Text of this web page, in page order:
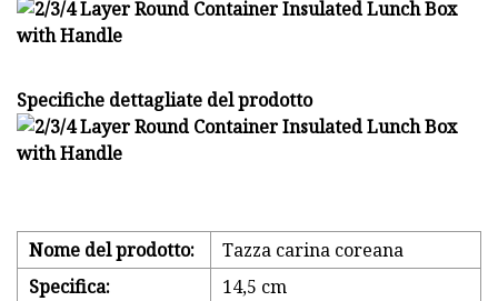
Specifiche dettagliate del prodotto
Nome del prodotto:
Tazza carina coreana
Specifica:
14,5 cm